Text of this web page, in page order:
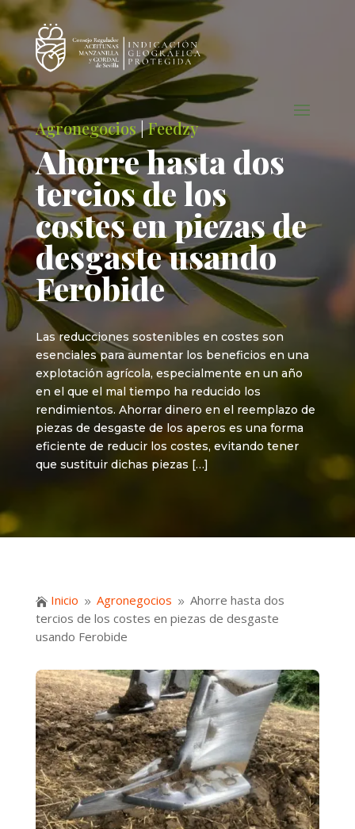
Agronegocios|Feedzy
Ahorre hasta dos
tercios de los
costes en piezas de
desgaste usando
Ferobide
Las reducciones sostenibles en costes son
esenciales para aumentar los beneficios en una
explotación agrícola, especialmente en un año
en el que el mal tiempo ha reducido los
rendimientos. Ahorrar dinero en el reemplazo de
piezas de desgaste de los aperos es una forma
eficiente de reducir los costes, evitando tener
que sustituir dichas piezas […]
 Inicio 9 Agronegocios 9 Ahorre hasta dos
tercios de los costes en piezas de desgaste
usando Ferobide